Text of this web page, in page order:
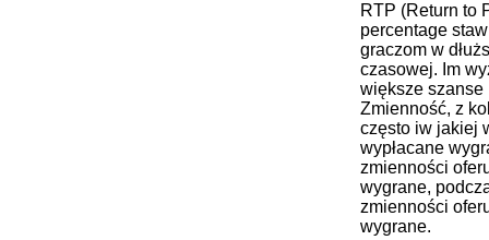
RTP (Return to
percentage
graczom w
czasowej. Im
większe szanse
Zmienność, z
często iw jakiej
wypłacane
zmienności
wygrane,
zmienności
wygrane.